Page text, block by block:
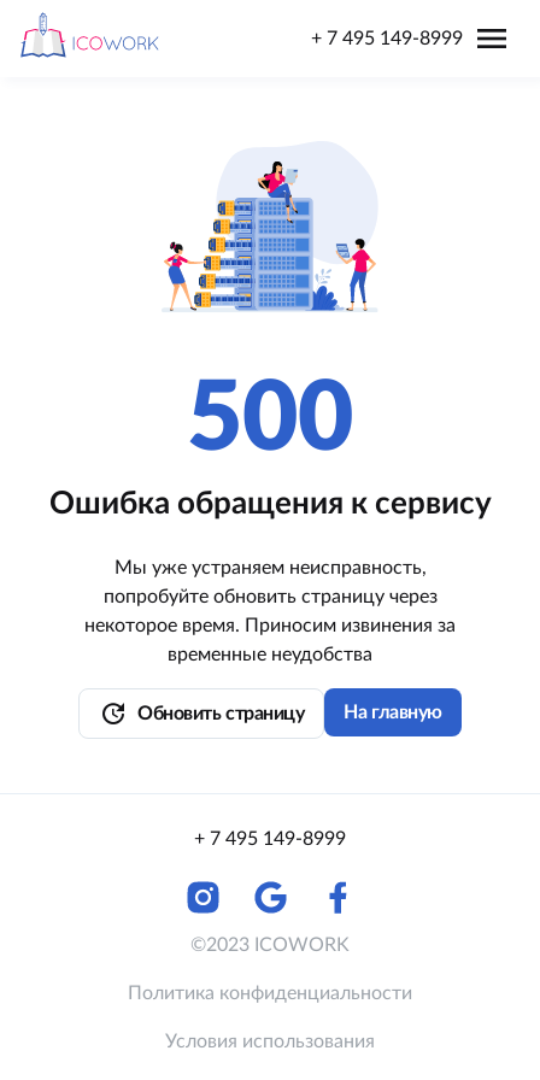
+ 7 495 149-8999 menu
500
Ошибка обращения к сервису
Мы уже устраняем неисправность,
попробуйте обновить страницу через
некоторое время. Приносим извинения за
временные неудобства
update Обновить страницу На главную
+ 7 495 149-8999
©2023 ICOWORK
Политика конфиденциальности
Условия использования